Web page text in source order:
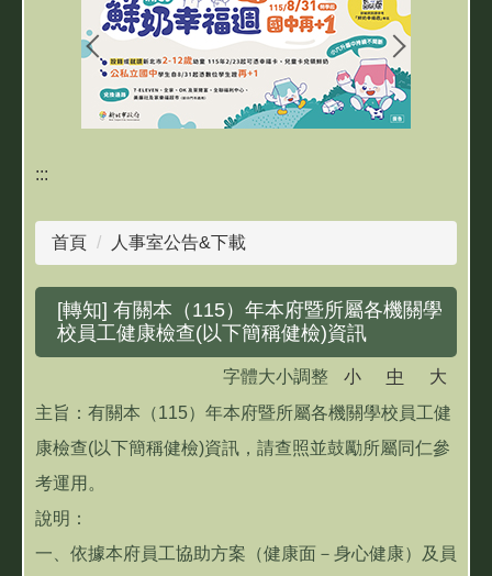
最新消息
親師生研習及活動
教育相關資源
成果網站
學習扶助專區
:::
首頁 人事室公告&下載
[轉知] 有關本（115）年本府暨所屬各機關學
校員工健康檢查(以下簡稱健檢)資訊
字體大小調整 小 中
大
主旨：有關本（115）年本府暨所屬各機關學校員工健
康檢查(以下簡稱健檢)資訊，請查照並鼓勵所屬同仁參
考運用。
說明：
一、依據本府員工協助方案（健康面－身心健康）及員